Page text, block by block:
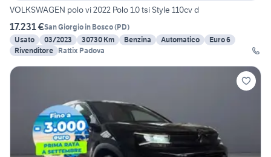
VOLKSWAGEN polo vi 2022 Polo 1.0 tsi Style 110cv d
17.231 €San Giorgio in Bosco(PD)
Usato
03/2023 30730 Km Benzina Automatico
Euro 6
Rivenditore Rattix Padova